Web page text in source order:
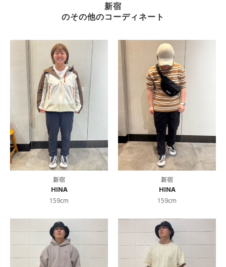
新宿
のその他のコーディネート
新宿
HINA
159cm
新宿
HINA
159cm